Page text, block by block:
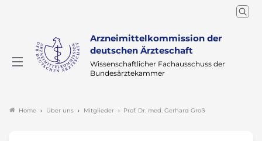
Arzneimittelkommission der
deutschen Ärzteschaft
Wissenschaftlicher Fachausschuss der
Bundesärztekammer
Home Über uns Mitglieder Prof. Dr. med. Gerhard Groß